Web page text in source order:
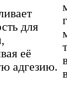
для
её
адгезию.